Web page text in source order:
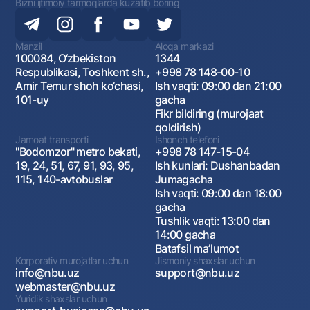
Bizni ijtimoiy tarmoqlarda kuzatib boring
Manzil
100084, O‘zbekiston
Respublikasi, Toshkent sh.,
Amir Temur shoh ko‘chasi,
101-uy
Aloqa markazi
1344
+998 78 148-00-10
Ish vaqti: 09:00 dan 21:00
gacha
Fikr bildiring (murojaat
qoldirish)
Jamoat transporti
"Bodomzor" metro bekati,
19, 24, 51, 67, 91, 93, 95,
115, 140-avtobuslar
Ishonch telefoni
+998 78 147-15-04
Ish kunlari: Dushanbadan
Jumagacha
Ish vaqti: 09:00 dan 18:00
gacha
Tushlik vaqti: 13:00 dan
14:00 gacha
Batafsil maʼlumot
Korporativ murojatlar uchun
info@nbu.uz
webmaster@nbu.uz
Jismoniy shaxslar uchun
support@nbu.uz
Yuridik shaxslar uchun